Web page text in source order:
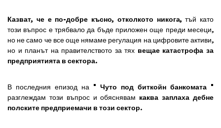
Казват, че е по-добре късно, отколкото никога, тъй като
този въпрос е трябвало да бъде приложен още преди месеци,
но не само че все още нямаме регулация на цифровите активи,
но и планът на правителството за тях вещае катастрофа за
предприятията в сектора.
В последния епизод на " Чуто под биткойн банкомата "
разглеждам този въпрос и обяснявам каква заплаха дебне
полските предприемачи в този сектор.